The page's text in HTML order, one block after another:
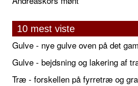
10 mest viste
Gulve - nye gulve oven på det
Gulve - bejdsning og lakering af
Træ - forskellen på fyrretræ og